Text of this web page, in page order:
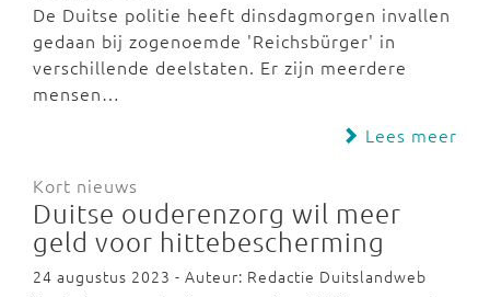
De Duitse politie heeft dinsdagmorgen invallen
gedaan bij zogenoemde 'Reichsbürger' in
verschillende deelstaten. Er zijn meerdere
mensen…
Lees meer
Kort nieuws
Duitse ouderenzorg wil meer
geld voor hittebescherming
24 augustus 2023 - Auteur: Redactie Duitslandweb